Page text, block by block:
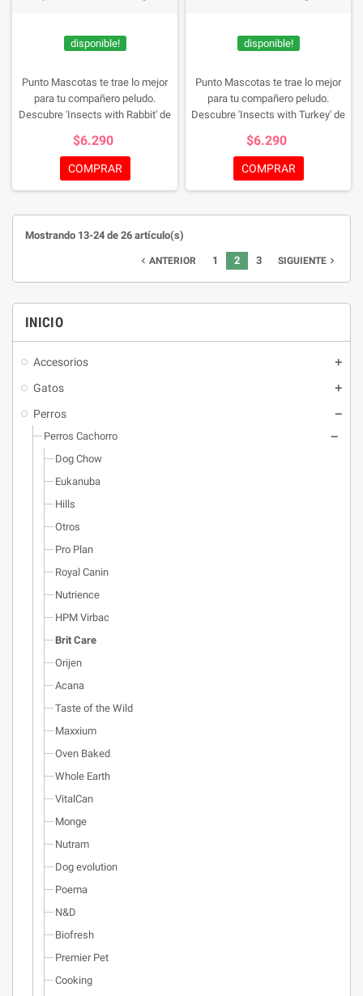
INICIO
Accesorios
Gatos
Perros
Perros Cachorro
Dog Chow
Eukanuba
Hills
Otros
Pro Plan
Royal Canin
Nutrience
HPM Virbac
Brit Care
Orijen
Acana
Taste of the Wild
Maxxium
Oven Baked
Whole Earth
VitalCan
Monge
Nutram
Dog evolution
Poema
N&D
Biofresh
Premier Pet
Cooking
disponible!
Punto Mascotas te trae lo mejor
para tu compañero peludo.
Descubre 'Insects with Rabbit' de
proteínas de insectos y conejo.
Estos huesos crujientes
fortalecen el sistema
gustativo irresistible.¡Dale a tu
perro algo sabroso y nutritivo!
Envase de 200g
$6.290
COMPRAR
disponible!
Punto Mascotas te trae lo mejor
para tu compañero peludo.
Descubre 'Insects with Turkey' de
proteínas de insectos y pavo.
Estos huesos crujientes
fortalecen el sistema
gustativo irresistible.¡Dale a tu
con lo mejor!Envase de 200g
$6.290
COMPRAR
Mostrando 13-24 de 26 artículo(s)
navigate_before ANTERIOR 1 2 3 SIGUIENTE navigate_next